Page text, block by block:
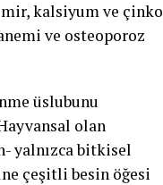
kalsiyum ve çinko
ve osteoporoz
üslubunu
olan
yalnızca bitkisel
çeşitli besin öğesi